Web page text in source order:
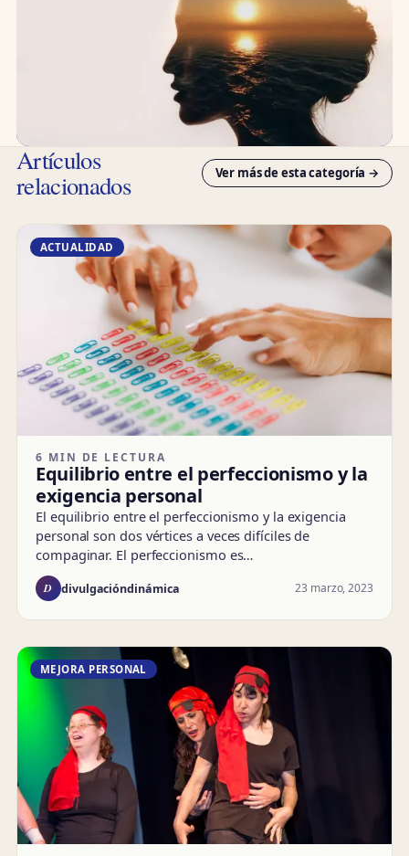
Artículos
relacionados Ver más de esta categoría →
ACTUALIDAD
6 MIN DE LECTURA
Equilibrio entre el perfeccionismo y la
exigencia personal
El equilibrio entre el perfeccionismo y la exigencia
personal son dos vértices a veces difíciles de
compaginar. El perfeccionismo es…
D divulgacióndinámica 23 marzo, 2023
MEJORA PERSONAL